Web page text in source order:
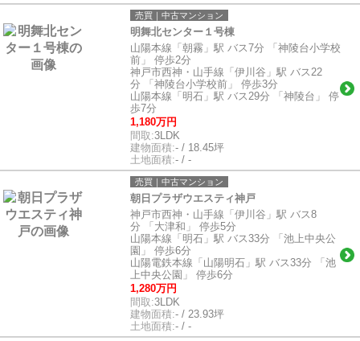
売買｜中古マンション
明舞北センター１号棟
山陽本線「朝霧」駅 バス7分 「神陵台小学校
前」 停歩2分
神戸市西神・山手線「伊川谷」駅 バス22
分 「神陵台小学校前」 停歩3分
山陽本線「明石」駅 バス29分 「神陵台」 停
歩7分
1,180万円
間取:3LDK
建物面積:- / 18.45坪
土地面積:- / -
売買｜中古マンション
朝日プラザウエスティ神戸
神戸市西神・山手線「伊川谷」駅 バス8
分 「大津和」 停歩5分
山陽本線「明石」駅 バス33分 「池上中央公
園」 停歩6分
山陽電鉄本線「山陽明石」駅 バス33分 「池
上中央公園」 停歩6分
1,280万円
間取:3LDK
建物面積:- / 23.93坪
土地面積:- / -